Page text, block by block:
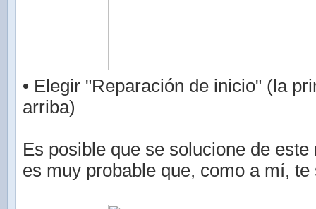
• Elegir "Reparación de inicio" (la
arriba)
Es posible que se solucione de
es muy probable que, como a mí,